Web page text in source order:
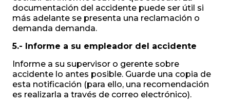
documentación del accidente puede ser útil si
más adelante se presenta una reclamación o
demanda demanda.
5.- Informe a su empleador del accidente
Informe a su supervisor o gerente sobre
accidente lo antes posible. Guarde una copia de
esta notificación (para ello, una recomendación
es realizarla a través de correo electrónico).